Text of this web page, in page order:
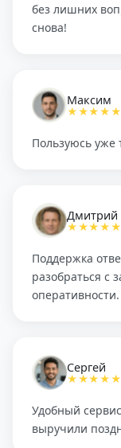
без лишних
снова!
Максим
★★★★★
Пользуюсь уже
Дмитрий
★★★★★
Поддержка
разобраться с
оперативности.
Сергей
★★★★★
Удобный
выручили